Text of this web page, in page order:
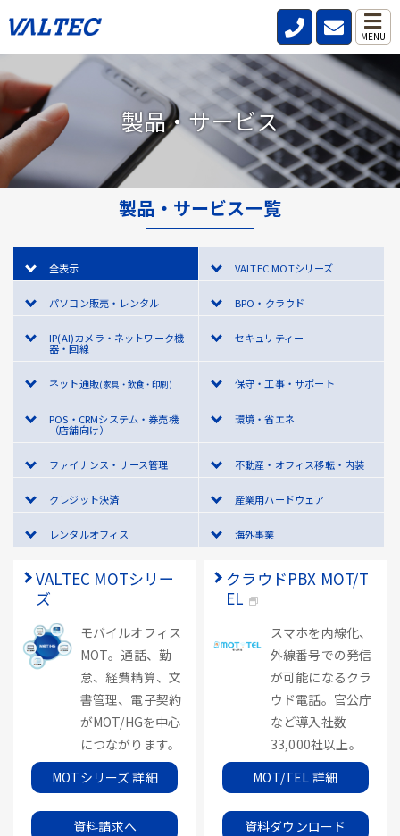
MENU
製品・サービス
製品・サービス一覧
全表示 VALTEC MOTシリーズ
パソコン販売・レンタル BPO・クラウド
IP(AI)カメラ・ネットワーク機
器・回線
セキュリティー
ネット通販(家具・飲食・印刷) 保守・工事・サポート
POS・CRMシステム・券売機
（店舗向け）
環境・省エネ
ファイナンス・リース管理 不動産・オフィス移転・内装
クレジット決済 産業用ハードウェア
レンタルオフィス 海外事業
VALTEC MOTシリー
ズ
モバイルオフィス
MOT。通話、勤
怠、経費精算、文
書管理、電子契約
がMOT/HGを中心
につながります。
MOTシリーズ 詳細
資料請求へ
クラウドPBX MOT/T
EL
スマホを内線化、
外線番号での発信
が可能になるクラ
ウド電話。官公庁
など導入社数
33,000社以上。
MOT/TEL 詳細
資料ダウンロード